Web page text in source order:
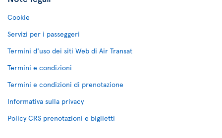
Cookie
Servizi per i passeggeri
Termini d'uso dei siti Web di Air Transat
Termini e condizioni
Termini e condizioni di prenotazione
Informativa sulla privacy
Policy CRS prenotazioni e biglietti